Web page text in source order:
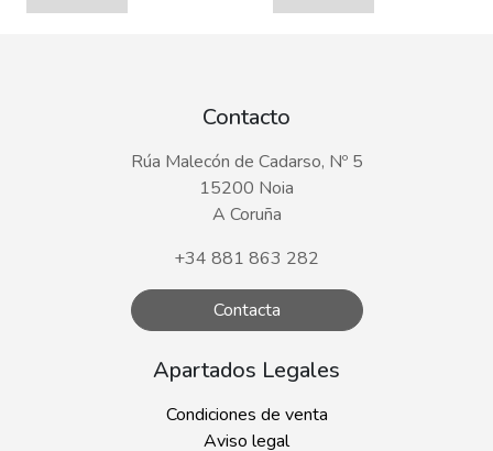
Contacto
Rúa Malecón de Cadarso, Nº 5
15200 Noia
A Coruña
+34 881 863 282
Contacta
Apartados Legales
Condiciones de venta
Aviso legal